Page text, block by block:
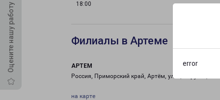
error
Оцените нашу работу
18:00
Филиалы в Артеме
АРТЕМ
Россия, Приморский край, Артём, улица Фрунзе, 21с8
на карте